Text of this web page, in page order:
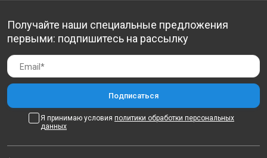
Получайте наши специальные предложения
первыми: подпишитесь на рассылку
Я принимаю условия политики обработки персональных
данных